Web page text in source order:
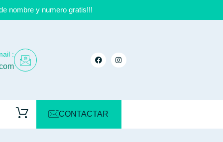
nombre y numero gratis!!!
:
CONTACTAR